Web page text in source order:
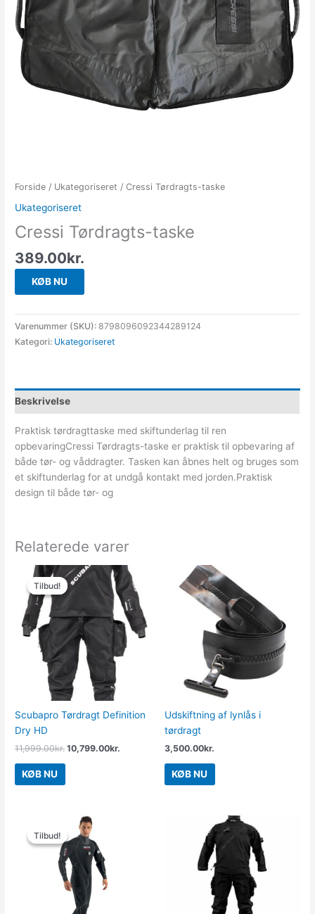
Forside / Ukategoriseret / Cressi Tørdragts-taske
Ukategoriseret
Cressi Tørdragts-taske
389.00kr.
KØB NU
Varenummer (SKU):8798096092344289124
Kategori: Ukategoriseret
Beskrivelse
Praktisk tørdragttaske med skiftunderlag til ren
opbevaringCressi Tørdragts-taske er praktisk til opbevaring af
både tør- og våddragter. Tasken kan åbnes helt og bruges som
et skiftunderlag for at undgå kontakt med jorden.Praktisk
design til både tør- og
Relaterede varer
Tilbud!
Tilbud!
Scubapro Tørdragt Definition
Dry HD
11,999.00kr.
Den
oprindelige
pris
11,999.00kr..
10,799.00kr.
Den
aktuelle
pris
er:
10,799.00kr..
KØB NU
Udskiftning af lynlås i
tørdragt
3,500.00kr.
KØB NU
Tilbud!
Tilbud!
Den
oprindelige
pris
var:
8,999.00kr..